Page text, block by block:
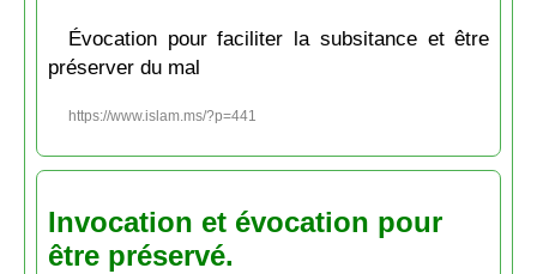
Évocation pour faciliter la subsitance et être
préserver du mal
https://www.islam.ms/?p=441
Invocation et évocation pour
être préservé.